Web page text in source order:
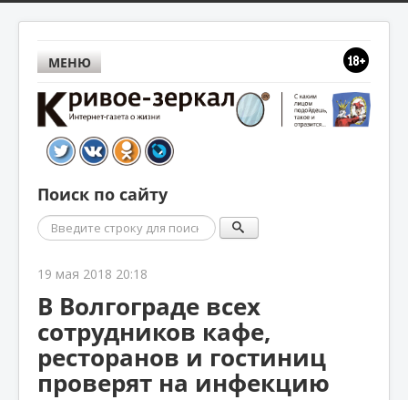
МЕНЮ
Поиск по сайту
Поиск
19 мая 2018 20:18
В Волгограде всех
сотрудников кафе,
ресторанов и гостиниц
проверят на инфекцию